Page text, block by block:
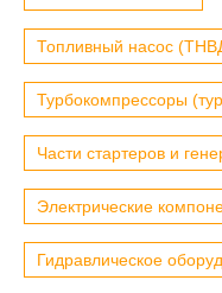
Топливный насос
Турбокомпрессоры
Части стартеров и
Электрические
Гидравлическое